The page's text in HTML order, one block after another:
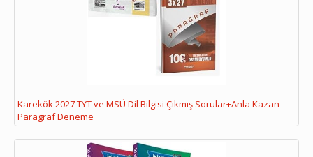
Karekök 2027 TYT ve MSÜ Dil Bilgisi Çıkmış Sorular+Anla Kazan
Paragraf Deneme